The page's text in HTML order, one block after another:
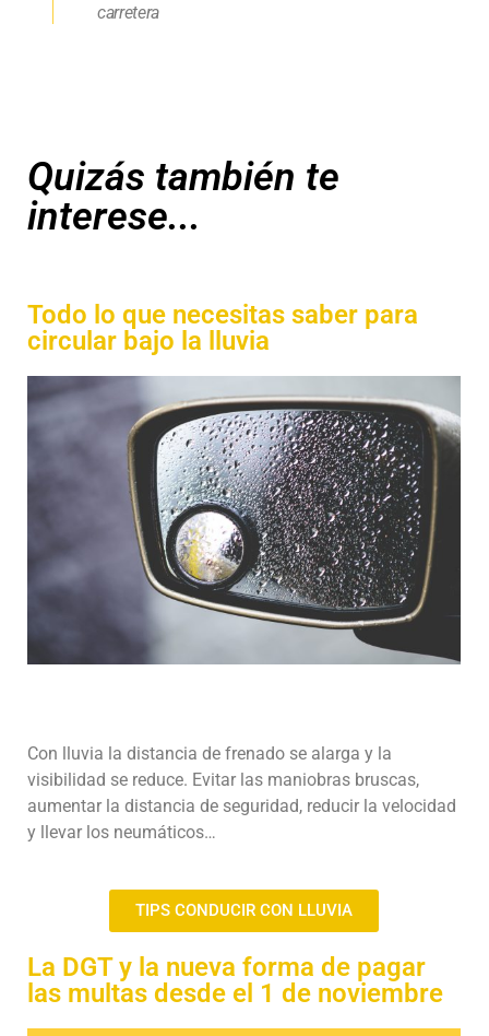
carretera
Quizás también te
interese...
Todo lo que necesitas saber para
circular bajo la lluvia
Con lluvia la distancia de frenado se alarga y la
visibilidad se reduce. Evitar las maniobras bruscas,
aumentar la distancia de seguridad, reducir la velocidad
y llevar los neumáticos…
TIPS CONDUCIR CON LLUVIA
La DGT y la nueva forma de pagar
las multas desde el 1 de noviembre